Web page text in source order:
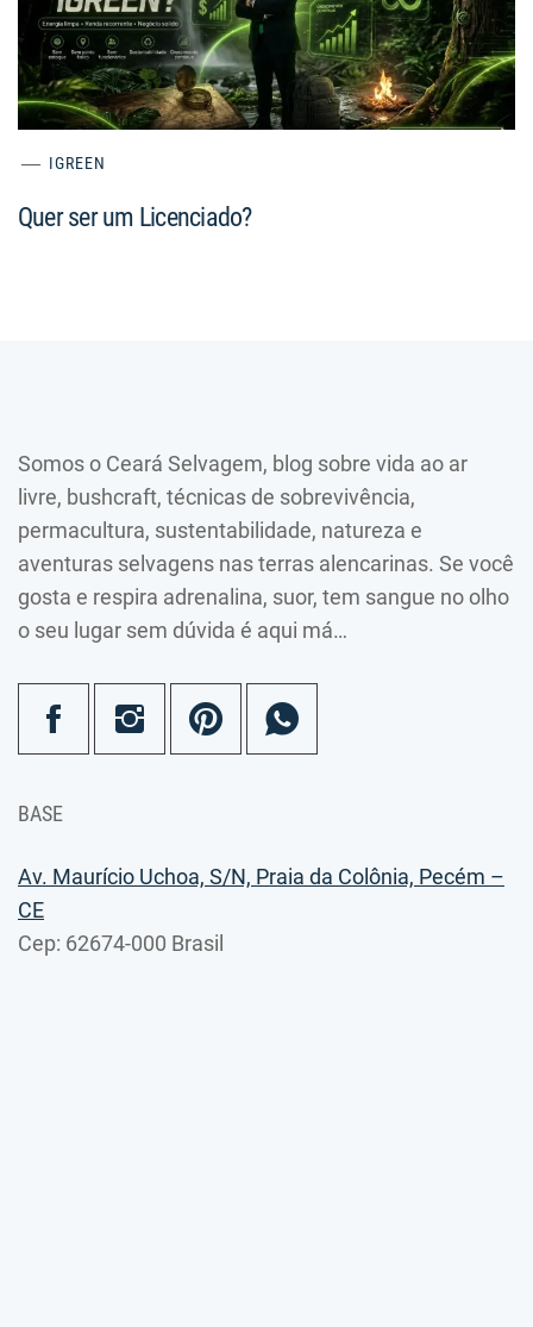
IGREEN
Quer ser um Licenciado?
Somos o Ceará Selvagem, blog sobre vida ao ar
livre, bushcraft, técnicas de sobrevivência,
permacultura, sustentabilidade, natureza e
aventuras selvagens nas terras alencarinas. Se você
gosta e respira adrenalina, suor, tem sangue no olho
o seu lugar sem dúvida é aqui má…
BASE
Av. Maurício Uchoa, S/N, Praia da Colônia, Pecém –
CE
Cep: 62674-000 Brasil